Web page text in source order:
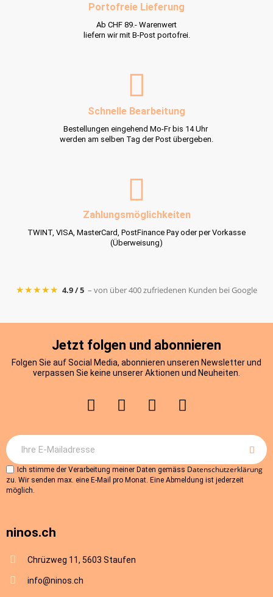
Portofreie Lieferung
Ab CHF 89.- Warenwert
liefern wir mit B-Post portofrei.
Schnelle Bearbeitung
Bestellungen eingehend Mo-Fr bis 14 Uhr
werden am selben Tag der Post übergeben.
Zahlungsmöglichkeiten
TWINT, VISA, MasterCard, PostFinance Pay oder per Vorkasse
(Überweisung)
★★★★★ 4.9 / 5 – von über 400 zufriedenen Kunden bei Google
Jetzt folgen und abonnieren
Folgen Sie auf Social Media, abonnieren unseren Newsletter und
verpassen Sie keine unserer Aktionen und Neuheiten.
Ich stimme der Verarbeitung meiner Daten gemäss Datenschutzerklärung
zu. Wir senden max. eine E-Mail pro Monat. Eine Abmeldung ist jederzeit
möglich.
ninos.ch
Chrüzweg 11, 5603 Staufen
info@ninos.ch